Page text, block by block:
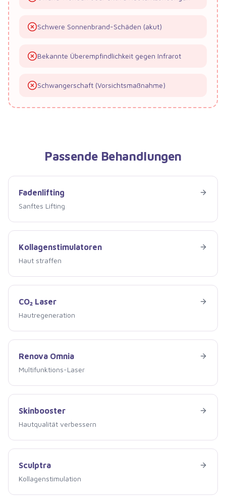
Schwere Sonnenbrand-Schäden (akut)
Bekannte Überempfindlichkeit gegen Infrarot
Schwangerschaft (Vorsichtsmaßnahme)
Passende Behandlungen
Fadenlifting
Sanftes Lifting
Fadenlifting
Kollagenstimulatoren
Haut straffen
Kollagenstimulatoren
CO₂ Laser
Hautregeneration
CO₂ Laser
Renova Omnia
Multifunktions-Laser
Renova Omnia
Skinbooster
Hautqualität verbessern
Skinbooster
Sculptra
Kollagenstimulation
Sculptra